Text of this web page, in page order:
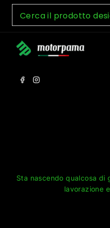
Skip
content
Sta nascendo qualcosa di
lavorazione